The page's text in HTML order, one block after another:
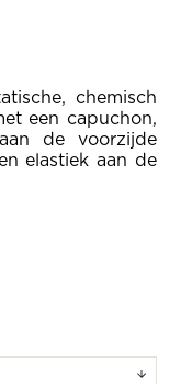
chemisch
een capuchon,
de voorzijde
elastiek aan de